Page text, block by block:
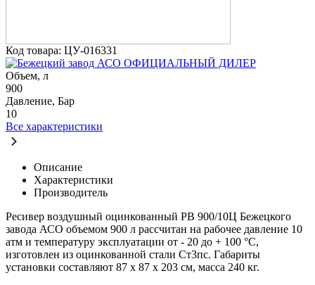
Код товара: ЦУ-016331
ОФИЦИАЛЬНЫЙ ДИЛЕР
Объем, л
900
Давление, Бар
10
Все характеристики
Описание
Характеристики
Производитель
Ресивер воздушный оцинкованный РВ 900/10Ц Бежецкого
завода АСО объемом 900 л рассчитан на рабочее давление 10
атм и температуру эксплуатации от - 20 до + 100 °C,
изготовлен из оцинкованной стали Ст3пс. Габариты
установки составляют 87 х 87 х 203 см, масса 240 кг.